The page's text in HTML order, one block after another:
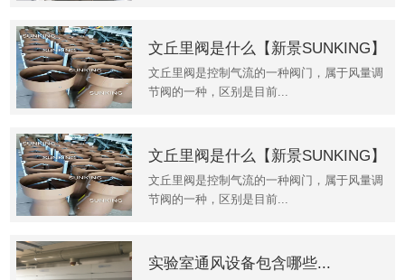
文丘里阀是什么【新景SUNKING】
文丘里阀是控制气流的一种阀门，属于风量调
节阀的一种，区别是目前...
文丘里阀是什么【新景SUNKING】
文丘里阀是控制气流的一种阀门，属于风量调
节阀的一种，区别是目前...
实验室通风设备包含哪些...